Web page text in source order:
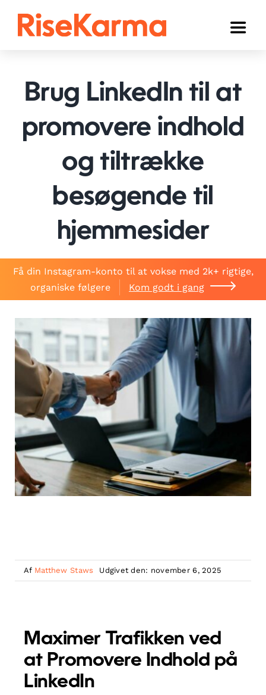
Toggle
TikTok
Twitter (𝕏)
Andre
Brug LinkedIn til at
promovere indhold
og tiltrække
besøgende til
hjemmesider
Få din Instagram-konto til at vokse med 2k+ rigtige,
organiske følgere
Kom godt i gang
Af Matthew Staws Udgivet den: november 6, 2025
Maximer Trafikken ved
at Promovere Indhold på
LinkedIn